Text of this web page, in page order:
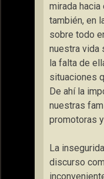
mirada
también, en
sobre todo
nuestra vida
la falta de
situaciones
De ahí la
nuestras
promotoras
La
discurso